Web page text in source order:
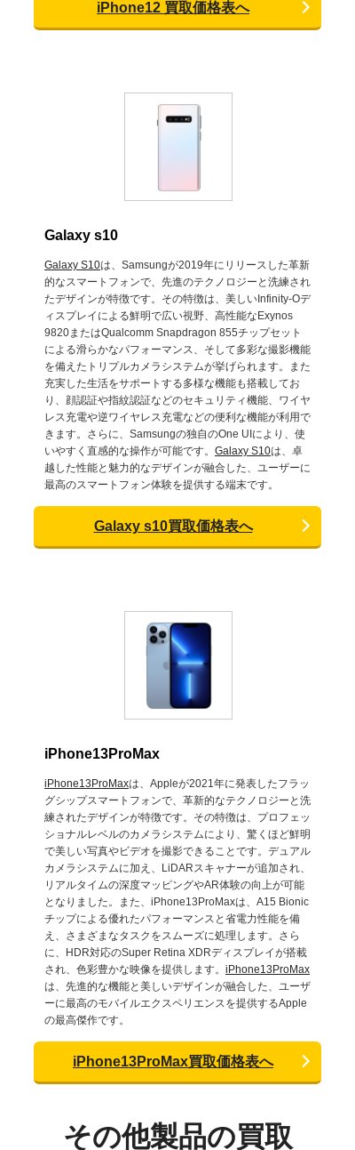
iPhone12 買取価格表へ
Galaxy s10
Galaxy S10は、Samsungが2019年にリリースした革新
的なスマートフォンで、先進のテクノロジーと洗練され
たデザインが特徴です。その特徴は、美しいInfinity-Oデ
ィスプレイによる鮮明で広い視野、高性能なExynos
9820またはQualcomm Snapdragon 855チップセット
による滑らかなパフォーマンス、そして多彩な撮影機能
を備えたトリプルカメラシステムが挙げられます。また
充実した生活をサポートする多様な機能も搭載してお
り、顔認証や指紋認証などのセキュリティ機能、ワイヤ
レス充電や逆ワイヤレス充電などの便利な機能が利用で
きます。さらに、Samsungの独自のOne UIにより、使
いやすく直感的な操作が可能です。 Galaxy S10は、卓
越した性能と魅力的なデザインが融合した、ユーザーに
最高のスマートフォン体験を提供する端末です。
Galaxy s10買取価格表へ
iPhone13ProMax
iPhone13ProMaxは、Appleが2021年に発表したフラッ
グシップスマートフォンで、革新的なテクノロジーと洗
練されたデザインが特徴です。その特徴は、プロフェッ
ショナルレベルのカメラシステムにより、驚くほど鮮明
で美しい写真やビデオを撮影できることです。デュアル
カメラシステムに加え、LiDARスキャナーが追加され、
リアルタイムの深度マッピングやAR体験の向上が可能
となりました。また、iPhone13ProMaxは、A15 Bionic
チップによる優れたパフォーマンスと省電力性能を備
え、さまざまなタスクをスムーズに処理します。さら
に、HDR対応のSuper Retina XDRディスプレイが搭載
され、色彩豊かな映像を提供します。 iPhone13ProMax
は、先進的な機能と美しいデザインが融合した、ユーザ
ーに最高のモバイルエクスペリエンスを提供するApple
の最高傑作です。
iPhone13ProMax買取価格表へ
その他製品の買取